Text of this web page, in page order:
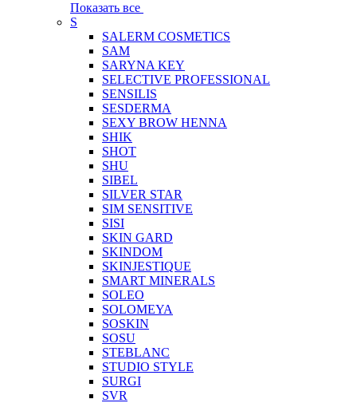
Показать все
S
SALERM COSMETICS
SAM
SARYNA KEY
SELECTIVE PROFESSIONAL
SENSILIS
SESDERMA
SEXY BROW HENNA
SHIK
SHOT
SHU
SIBEL
SILVER STAR
SIM SENSITIVE
SISI
SKIN GARD
SKINDOM
SKINJESTIQUE
SMART MINERALS
SOLEO
SOLOMEYA
SOSKIN
SOSU
STEBLANC
STUDIO STYLE
SURGI
SVR